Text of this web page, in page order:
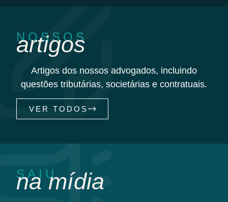
NOSSOS
artigos
Artigos dos nossos advogados, incluindo
questões tributárias, societárias e contratuais.
VER TODOS
SAIU
na mídia